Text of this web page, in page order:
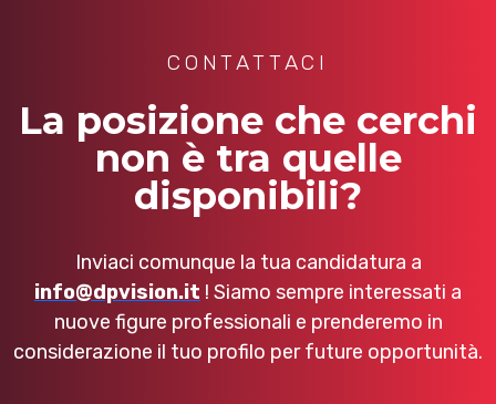
CONTATTACI
La posizione che cerchi
non è tra quelle
disponibili?
Inviaci comunque la tua candidatura a
info@dpvision.it ! Siamo sempre interessati a
nuove figure professionali e prenderemo in
considerazione il tuo profilo per future opportunità.